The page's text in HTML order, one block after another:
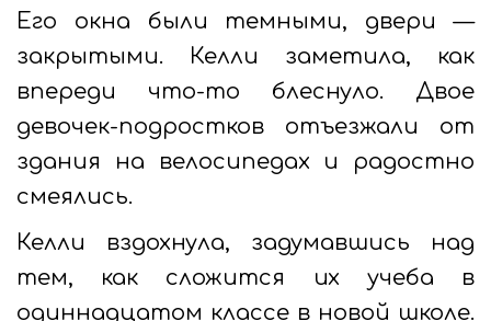
Его окна были темными, двери —
закрытыми. Келли заметила, как
впереди что-то блеснуло. Двое
девочек-подростков отъезжали от
здания на велосипедах и радостно
смеялись.
Келли вздохнула, задумавшись над
тем, как сложится их учеба в
одиннадцатом классе в новой школе.